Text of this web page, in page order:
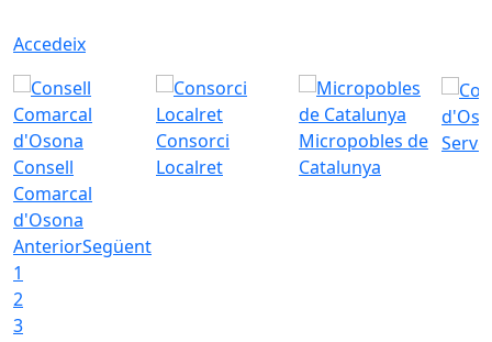
Accedeix
Consell
Comarcal
d'Osona
Consorci
Localret
Micropobles de
Catalunya
AnteriorSegüent
1
2
3